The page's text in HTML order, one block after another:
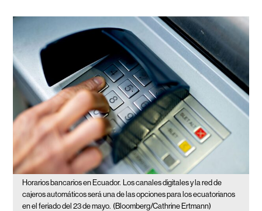
Horarios bancarios en Ecuador.
Los canales digitales y la red de
cajeros automáticos será una de las opciones para los ecuatorianos
en el feriado del 23 de mayo. (Bloomberg/Cathrine Ertmann)